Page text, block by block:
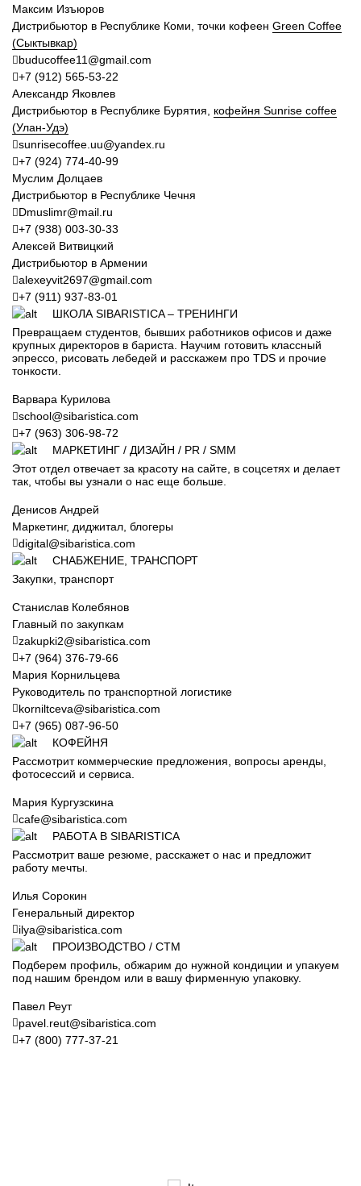
Максим Изъюров
Дистрибьютор в Республике Коми, точки кофеен Green Coffee
(Сыктывкар)
buducoffee11@gmail.com
+7 (912) 565-53-22
Александр Яковлев
Дистрибьютор в Республике Бурятия, кофeйня Sunrise coffee
(Улан-Удэ)
sunrisecoffee.uu@yandex.ru
+7 (924) 774-40-99
Муслим Долцаев
Дистрибьютор в Республике Чечня
Dmuslimr@mail.ru
+7 (938) 003-30-33
Алексей Витвицкий
Дистрибьютор в Армении
alexeyvit2697@gmail.com
+7 (911) 937-83-01
ШКОЛА SIBARISTICA – ТРЕНИНГИ
Превращаем студентов, бывших работников офисов и даже
крупных директоров в бариста. Научим готовить классный
эпрессо, рисовать лебедей и расскажем про TDS и прочие
тонкости.
Варвара Курилова
school@sibaristica.com
+7 (963) 306-98-72
МАРКЕТИНГ / ДИЗАЙН / PR / SMM
Этот отдел отвечает за красоту на сайте, в соцсетях и делает
так, чтобы вы узнали о нас еще больше.
Денисов Андрей
Маркетинг, диджитал, блогеры
digital@sibaristica.com
СНАБЖЕНИЕ, ТРАНСПОРТ
Закупки, транспорт
Станислав Колебянов
Главный по закупкам
zakupki2@sibaristica.com
+7 (964) 376-79-66
Мария Корнильцева
Руководитель по транспортной логистике
korniltceva@sibaristica.com
+7 (965) 087-96-50
КОФЕЙНЯ
Рассмотрит коммерческие предложения, вопросы аренды,
фотосессий и сервиса.
Мария Кургузскина
cafe@sibaristica.com
РАБОТА В SIBARISTICA
Рассмотрит ваше резюме, расскажет о нас и предложит
работу мечты.
Илья Сорокин
Генеральный директор
ilya@sibaristica.com
ПРОИЗВОДСТВО / СТМ
Подберем профиль, обжарим до нужной кондиции и упакуем
под нашим брендом или в вашу фирменную упаковку.
Павел Реут
pavel.reut@sibaristica.com
+7 (800) 777-37-21